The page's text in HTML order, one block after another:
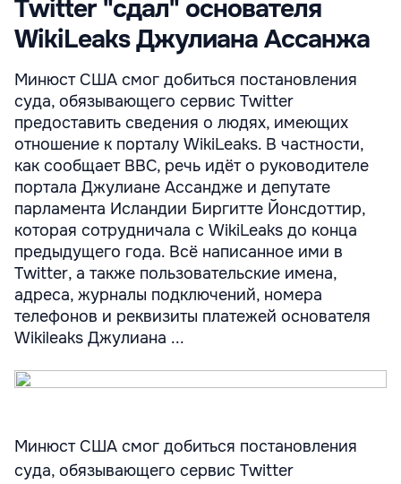
Twitter "сдал" основателя
WikiLeaks Джулиана Ассанжа
Минюст США смог добиться постановления
суда, обязывающего сервис Twitter
предоставить сведения о людях, имеющих
отношение к порталу WikiLeaks. В частности,
как сообщает BBC, речь идёт о руководителе
портала Джулиане Ассандже и депутате
парламента Исландии Биргитте Йонсдоттир,
которая сотрудничала с WikiLeaks до конца
предыдущего года. Всё написанное ими в
Twitter, а также пользовательские имена,
адреса, журналы подключений, номера
телефонов и реквизиты платежей основателя
Wikileaks Джулиана ...
Минюст США смог добиться постановления
суда, обязывающего сервис Twitter